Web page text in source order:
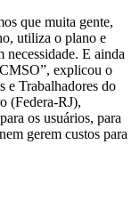
que muita gente,
utiliza o plano e
necessidade. E ainda
explicou o
e Trabalhadores do
(Federa-RJ),
os usuários, para
gerem custos para